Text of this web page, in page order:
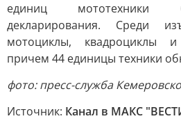
единиц мототехники
декларирования. Среди
мотоциклы, квадроциклы
причем 44 единицы техники
фото: пресс-служба
Источник: Канал в МАКС